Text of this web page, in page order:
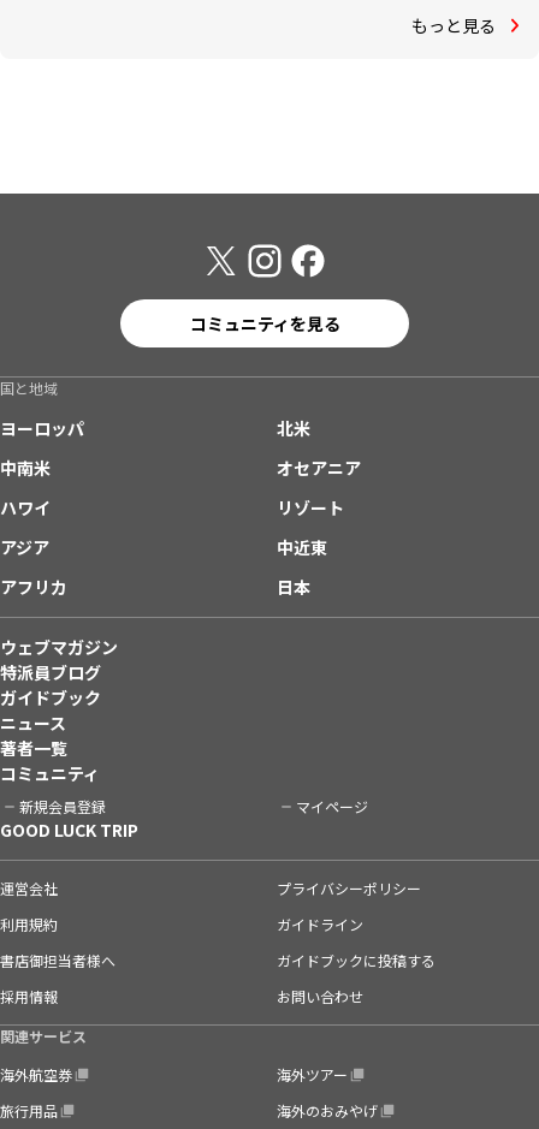
もっと見る
コミュニティを見る
国と地域
ヨーロッパ
北米
中南米
オセアニア
ハワイ
リゾート
アジア
中近東
アフリカ
日本
ウェブマガジン
特派員ブログ
ガイドブック
ニュース
著者一覧
コミュニティ
新規会員登録 マイページ
GOOD LUCK TRIP
運営会社
プライバシーポリシー
利用規約
ガイドライン
書店御担当者様へ
ガイドブックに投稿する
採用情報
お問い合わせ
関連サービス
海外航空券
海外ツアー
旅行用品
海外のおみやげ